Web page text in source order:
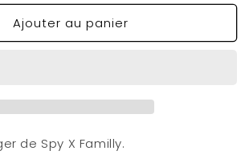
deAjouter au panier
de Spy X Familly.